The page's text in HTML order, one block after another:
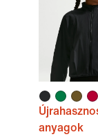
anyagok